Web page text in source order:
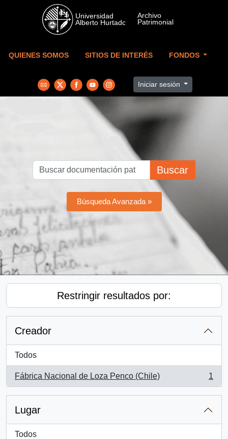
Skip to main content
QUIENES SOMOS SITIOS DE INTERÉS FONDOS
Iniciar sesión
Buscar
Búsqueda Avanzada »
Restringir resultados por:
Creador
Todos
Fábrica Nacional de Loza Penco (Chile)
, 1 resultados
1
Lugar
Todos